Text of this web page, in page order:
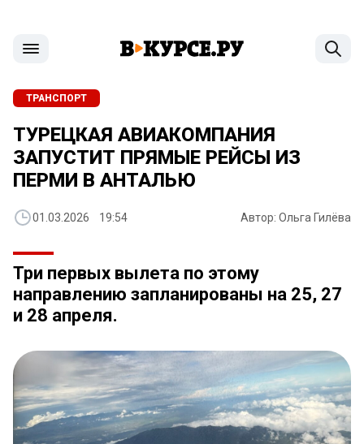
ТРАНСПОРТ
ТУРЕЦКАЯ АВИАКОМПАНИЯ
ЗАПУСТИТ ПРЯМЫЕ РЕЙСЫ ИЗ
ПЕРМИ В АНТАЛЬЮ
01.03.2026 19:54 Автор: Ольга Гилёва
Три первых вылета по этому
направлению запланированы на 25, 27
и 28 апреля.